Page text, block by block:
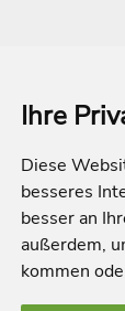
Ihre
Diese
besseres
besser an
außerdem,
kommen